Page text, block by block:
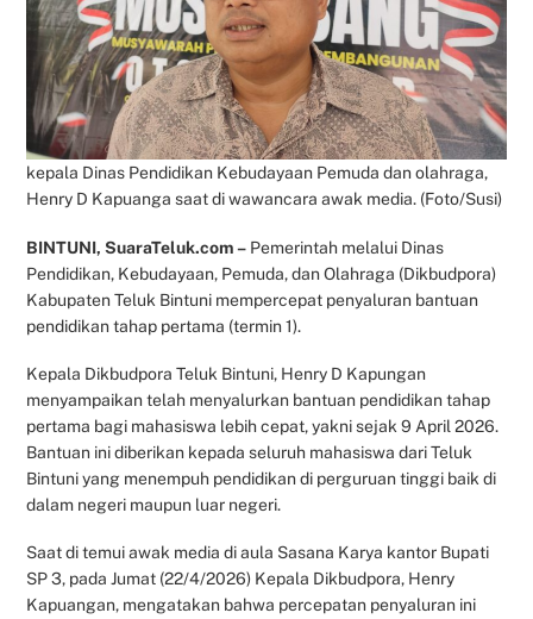
kepala Dinas Pendidikan Kebudayaan Pemuda dan olahraga,
Henry D Kapuanga saat di wawancara awak media. (Foto/Susi)
BINTUNI, SuaraTeluk.com – Pemerintah melalui Dinas
Pendidikan, Kebudayaan, Pemuda, dan Olahraga (Dikbudpora)
Kabupaten Teluk Bintuni mempercepat penyaluran bantuan
pendidikan tahap pertama (termin 1).
Kepala Dikbudpora Teluk Bintuni, Henry D Kapungan
menyampaikan telah menyalurkan bantuan pendidikan tahap
pertama bagi mahasiswa lebih cepat, yakni sejak 9 April 2026.
Bantuan ini diberikan kepada seluruh mahasiswa dari Teluk
Bintuni yang menempuh pendidikan di perguruan tinggi baik di
dalam negeri maupun luar negeri.
Saat di temui awak media di aula Sasana Karya kantor Bupati
SP 3, pada Jumat (22/4/2026) Kepala Dikbudpora, Henry
Kapuangan, mengatakan bahwa percepatan penyaluran ini